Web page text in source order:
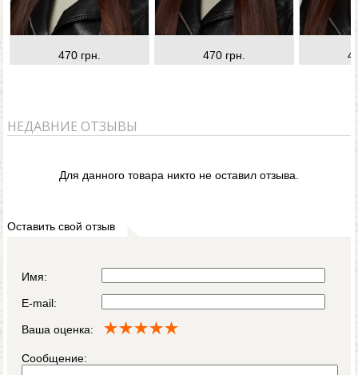
470 грн. 470 грн.
НЕДАВНИЕ ОТЗЫВЫ
Для данного товара никто не оставил отзыва.
Оставить свой отзыв
Имя:
E-mail:
Ваша оценка:
Сообщение: